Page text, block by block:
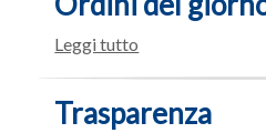
Leggi tutto
Trasparenza